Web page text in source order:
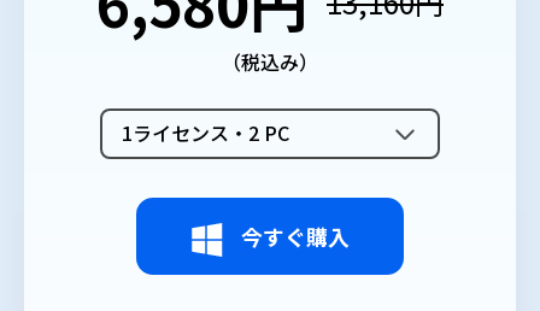
（税込み）
今すぐ購入
1ライセンス・2 PC